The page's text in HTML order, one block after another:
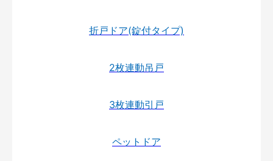
折戸ドア(錠付タイプ)
2枚連動吊戸
3枚連動引戸
ペットドア